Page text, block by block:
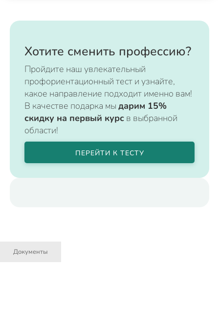
Хотите сменить профессию?
Пройдите наш увлекательный
профориентационный тест и узнайте,
какое направление подходит именно вам!
В качестве подарка мы дарим 15%
скидку на первый курс в выбранной
области!
ПЕРЕЙТИ К ТЕСТУ
Документы